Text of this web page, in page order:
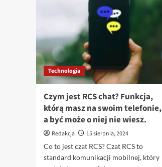
telefonów
Technologia
Czym jest RCS chat? Funkcja,
którą masz na swoim telefonie,
a być może o niej nie wiesz.
Redakcja
15 sierpnia, 2024
Co to jest czat RCS? Czat RCS to
standard komunikacji mobilnej, który